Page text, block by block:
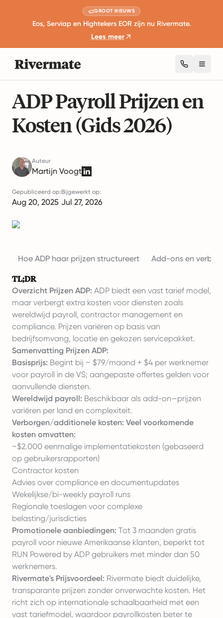
GROOT NIEUWS
Eos, Serviap en Hightekers EOR zijn nu Rivermate.
Lees meer
ADP Payroll Prijzen en
Kosten (Gids 2026)
Auteur
Martijn Voogt
Gepubliceerd op:
Aug 20, 2025
Bijgewerkt op:
Jul 27, 2026
Hoe ADP haar prijzen structureert Add-ons en
TL;DR
Overzicht Prijzen ADP: ADP biedt een vast tarief model,
maar verbergt extra kosten voor diensten zoals
wereldwijd payroll, contractor management en
compliance. Prijzen variëren op basis van
bedrijfsomvang, locatie en gekozen servicepakket.
Samenvatting Prijzen ADP:
Basisprijs: Begint bij ~ $79/maand + $4 per werknemer
voor payroll in de VS; aangepaste offertes gelden voor
aanvullende diensten.
Wereldwijd payroll: Beschikbaar als add-on—prijzen
variëren per land en complexiteit.
Verborgen/additionele kosten: Veel voorkomende
kosten omvatten:
~$2.000 eenmalige implementatiekosten (gebaseerd
op gebruikersrapporten)
Contractor kosten
Advies over compliance en documentupdates
Wekelijkse/bi-weekly payroll runs
Regionale toeslagen voor complexe
belasting/jurisdicties
Promotionele aanbiedingen: Tot 3 maanden gratis
payroll voor nieuwe Amerikaanse klanten, beperkt tot
RUN Powered by ADP gebruikers met minder dan 50
werknemers.
Rivermate's Prijsvoordeel: Rivermate biedt duidelijke,
transparante prijzen zonder onverwachte kosten. Het
richt zich op internationale schaalbaarheid met een
vast tariefmodel, waardoor payrollkosten beter te